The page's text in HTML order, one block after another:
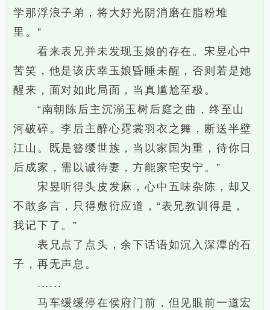
学那浮浪子弟，将大好光阴消磨在脂粉堆
里。”
看来表兄并未发现玉娘的存在。宋昱心中
苦笑，他是该庆幸玉娘昏睡未醒，否则若是她
醒来，面对如此局面，当真尴尬至极。
“南朝陈后主沉溺玉树后庭之曲，终至山
河破碎。李后主醉心霓裳羽衣之舞，断送半壁
江山。既是簪缨世族，当以家国为重，待你日
后成家，需以诚待妻，方能家宅安宁。”
宋昱听得头皮发麻，心中五味杂陈，却又
不敢多言，只得敷衍应道，“表兄教训得是，
我记下了。”
表兄点了点头，余下话语如沉入深潭的石
子，再无声息。
......
马车缓缓停在侯府门前，但见眼前一道宏